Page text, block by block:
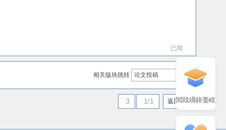
已阅
相关版块跳转 论文投稿
3 1/1 返回列表
閲戝竵鍏戞崲